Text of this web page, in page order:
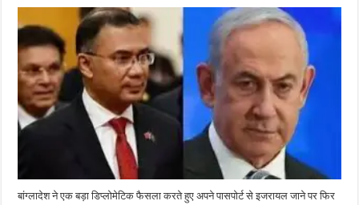
बांग्लादेश ने एक बड़ा डिप्लोमेटिक फैसला करते हुए अपने पासपोर्ट से इजरायल जाने पर फिर